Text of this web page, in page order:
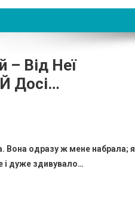
– Від Неї
Досі…
Вона одразу ж мене набрала; я
і дуже здивувало…